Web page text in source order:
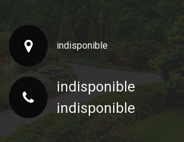
indisponible
indisponible
indisponible